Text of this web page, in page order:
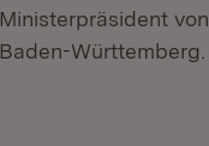
Ministerpräsident von
Baden-Württemberg.